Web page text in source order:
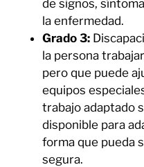
de signos,
la enfermedad.
Grado 3:
la persona
pero que puede
equipos
trabajo adaptado
disponible para
forma que pueda
segura.